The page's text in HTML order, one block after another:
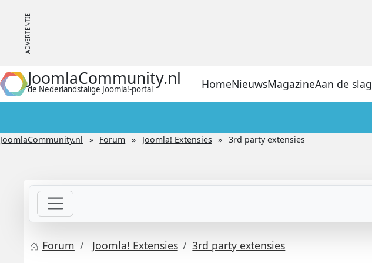
JoomlaCommunity.nl
de Nederlandstalige Joomla!-portal HomeNieuwsMagazineAan de slag
JoomlaCommunity.nl Forum Joomla! Extensies 3rd party extensies
Forum Joomla! Extensies 3rd party extensies